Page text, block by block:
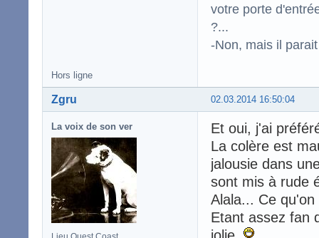
votre porte
?...
-Non, mais il
Hors ligne
02.03.2014 16:50:04
Zgru
La voix de son ver
Et oui, j'ai
La colère est
jalousie dans
sont mis à rude
Alala... Ce
Etant assez fan